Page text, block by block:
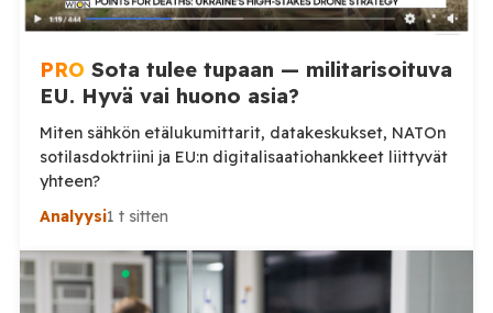
PRO Sota tulee tupaan — militarisoituva
EU. Hyvä vai huono asia?
Miten sähkön etälukumittarit, datakeskukset, NATOn
sotilasdoktriini ja EU:n digitalisaatiohankkeet liittyvät
yhteen?
Analyysi1 t sitten